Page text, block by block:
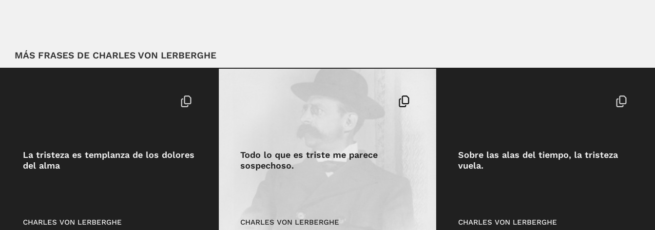
MÁS FRASES DE CHARLES VON LERBERGHE
La tristeza es templanza de los dolores
del alma
CHARLES VON LERBERGHE
Todo lo que es triste me parece
sospechoso.
CHARLES VON LERBERGHE
Sobre las alas del tiempo, la tristeza
vuela.
CHARLES VON LERBERGHE